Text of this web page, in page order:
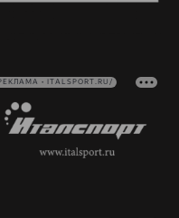
• ITALSPORT.RU/